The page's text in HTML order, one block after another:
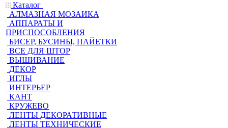
Каталог
АЛМАЗНАЯ МОЗАИКА
АППАРАТЫ И
ПРИСПОСОБЛЕНИЯ
БИСЕР, БУСИНЫ, ПАЙЕТКИ
ВСЕ ДЛЯ ШТОР
ВЫШИВАНИЕ
ДЕКОР
ИГЛЫ
ИНТЕРЬЕР
КАНТ
КРУЖЕВО
ЛЕНТЫ ДЕКОРАТИВНЫЕ
ЛЕНТЫ ТЕХНИЧЕСКИЕ